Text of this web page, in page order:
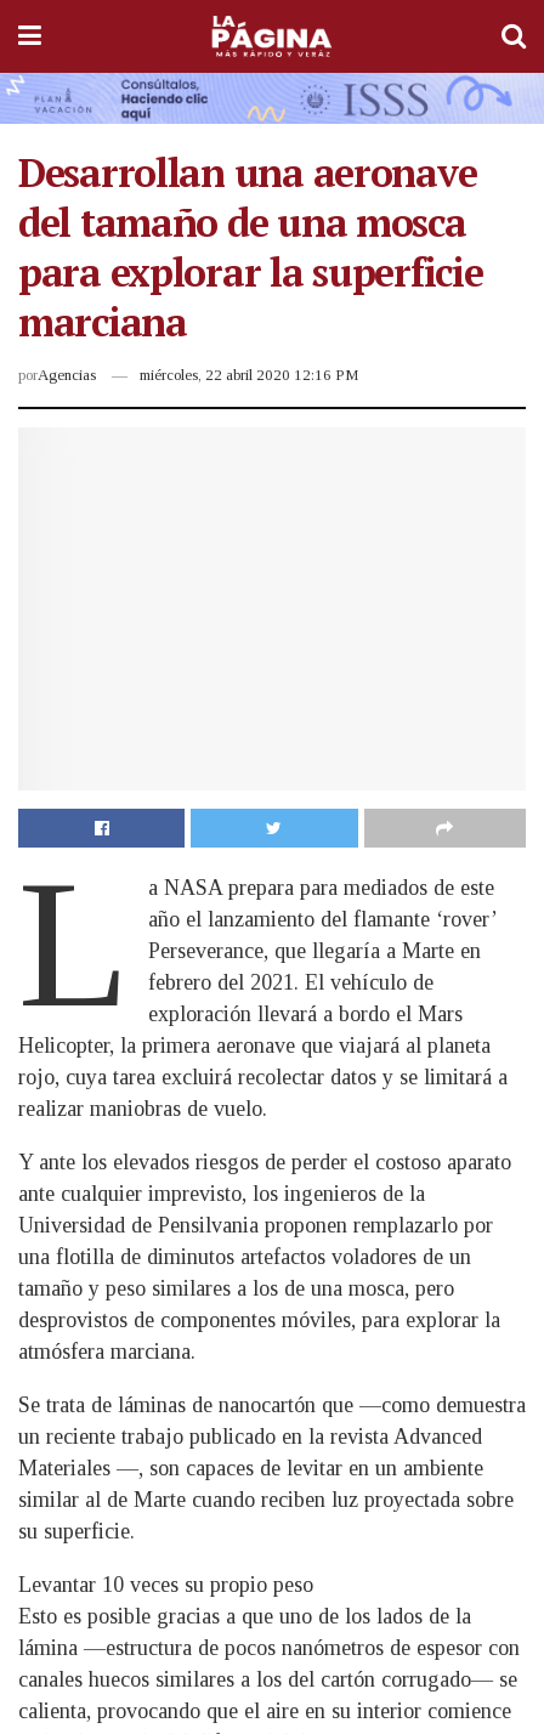
Desarrollan una aeronave
del tamaño de una mosca
para explorar la superficie
marciana
porAgencias miércoles, 22 abril 2020 12:16 PM
L
a NASA prepara para mediados de este
año el lanzamiento del flamante ‘rover’
Perseverance, que llegaría a Marte en
febrero del 2021. El vehículo de
exploración llevará a bordo el Mars
Helicopter, la primera aeronave que viajará al planeta
rojo, cuya tarea excluirá recolectar datos y se limitará a
realizar maniobras de vuelo.
Y ante los elevados riesgos de perder el costoso aparato
ante cualquier imprevisto, los ingenieros de la
Universidad de Pensilvania proponen remplazarlo por
una flotilla de diminutos artefactos voladores de un
tamaño y peso similares a los de una mosca, pero
desprovistos de componentes móviles, para explorar la
atmósfera marciana.
Se trata de láminas de nanocartón que —como demuestra
un reciente trabajo publicado en la revista Advanced
Materiales —, son capaces de levitar en un ambiente
similar al de Marte cuando reciben luz proyectada sobre
su superficie.
Levantar 10 veces su propio peso
Esto es posible gracias a que uno de los lados de la
lámina —estructura de pocos nanómetros de espesor con
canales huecos similares a los del cartón corrugado— se
calienta, provocando que el aire en su interior comience